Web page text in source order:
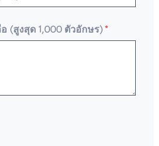
(สูงสุด 1,000 ตัวอักษร)*